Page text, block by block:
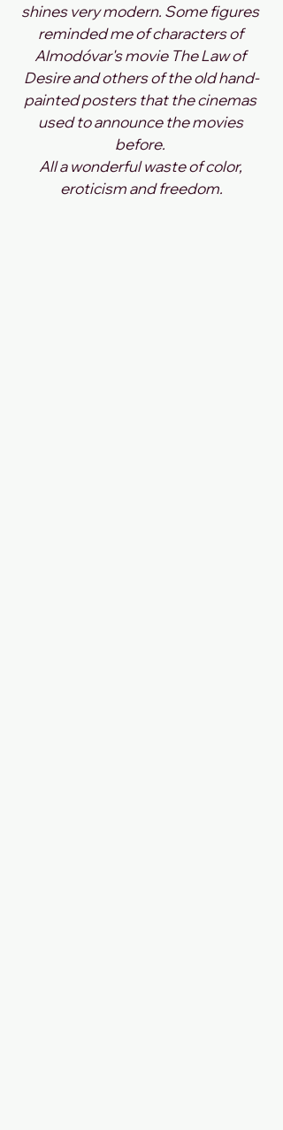
shines very modern. Some figures
reminded me of characters of
Almodóvar's movie The Law of
Desire and others of the old hand-
painted posters that the cinemas
used to announce the movies
before.
All a wonderful waste of color,
eroticism and freedom.